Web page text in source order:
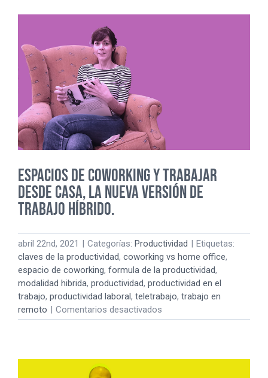
dónde
Mujeres
Emprendedoras
ESPACIOS DE COWORKING Y TRABAJAR
DESDE CASA, LA NUEVA VERSIÓN DE
TRABAJO HÍBRIDO.
abril 22nd, 2021 | Categorías: Productividad | Etiquetas:
claves de la productividad, coworking vs home office,
espacio de coworking, formula de la productividad,
modalidad hibrida, productividad, productividad en el
trabajo, productividad laboral, teletrabajo, trabajo en
remoto | Comentarios desactivados
ESPACIOS
Y